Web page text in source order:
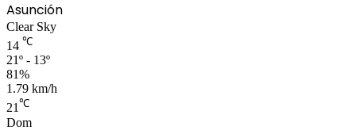
Asunción
Clear Sky
14 ℃
21º - 13º
81%
1.79 km/h
21℃
Dom